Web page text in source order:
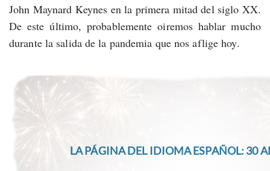
John Maynard Keynes en la primera mitad del siglo XX.
De este último, probablemente oiremos hablar mucho
durante la salida de la pandemia que nos aflige hoy.
LA PÁGINA DEL IDIOMA ESPAÑOL: 30